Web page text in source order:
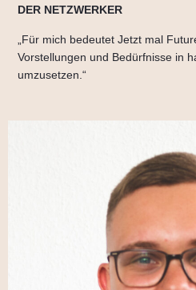
DER NETZWERKER
„Für mich bedeutet Jetzt mal
Vorstellungen und Bedürfnisse in
umzusetzen.“